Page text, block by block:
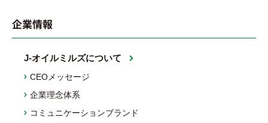
企業情報
J-オイルミルズについて
CEOメッセージ
企業理念体系
コミュニケーションブランド